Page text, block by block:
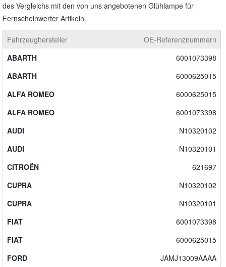
des Vergleichs mit den von uns angebotenen Glühlampe für
Fernscheinwerfer Artikeln.
Fahrzeughersteller
OE-Referenznummern
ABARTH
6001073398
ABARTH
6000625015
ALFA ROMEO
6000625015
ALFA ROMEO
6001073398
AUDI
N10320102
AUDI
N10320101
CITROËN
621697
CUPRA
N10320102
CUPRA
N10320101
FIAT
6001073398
FIAT
6000625015
FORD
JAMJ13009AAAA